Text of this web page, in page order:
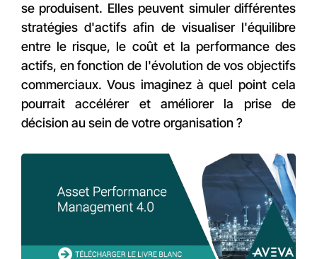
se produisent. Elles peuvent simuler différentes
stratégies d'actifs afin de visualiser l'équilibre
entre le risque, le coût et la performance des
actifs, en fonction de l'évolution de vos objectifs
commerciaux. Vous imaginez à quel point cela
pourrait accélérer et améliorer la prise de
décision au sein de votre organisation ?